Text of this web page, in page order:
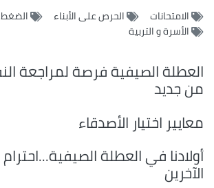
الامتحانات الحرص على الأبناء
الضغط
الأسرة و التربية
العطلة الصيفية فرصة لمراجعة
من جديد
معايير اختيار الأصدقاء
أولادنا في العطلة
الآخرين